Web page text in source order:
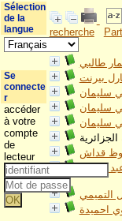
recherche
طالبي
بيرنت
سليمان
سليمان
سليمان
الجزائرية
قداش
الحميد
زوزو
التميمي
احميدة
Sélection
de la
langue
Se
connecte
r
accéder
à votre
compte
de
lecteur